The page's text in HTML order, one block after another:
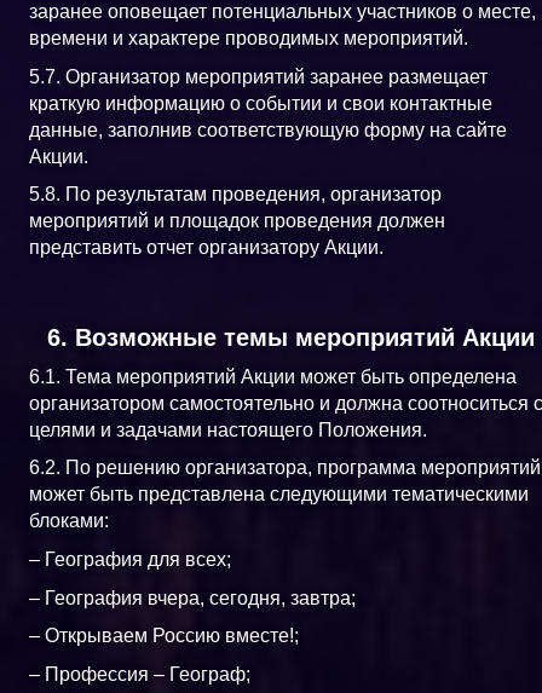
заранее оповещает потенциальных участников о месте,
времени и характере проводимых мероприятий.
5.7. Организатор мероприятий заранее размещает
краткую информацию о событии и свои контактные
данные, заполнив соответствующую форму на сайте
Акции.
5.8. По результатам проведения, организатор
мероприятий и площадок проведения должен
представить отчет организатору Акции.
6. Возможные темы мероприятий Акции
6.1. Тема мероприятий Акции может быть определена
организатором самостоятельно и должна соотноситься с
целями и задачами настоящего Положения.
6.2. По решению организатора, программа мероприятий
может быть представлена следующими тематическими
блоками:
– География для всех;
– География вчера, сегодня, завтра;
– Открываем Россию вместе!;
– Профессия – Географ;